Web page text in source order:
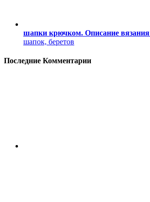
шапки крючком. Описание вязания
шапок, беретов
Последние Комментарии